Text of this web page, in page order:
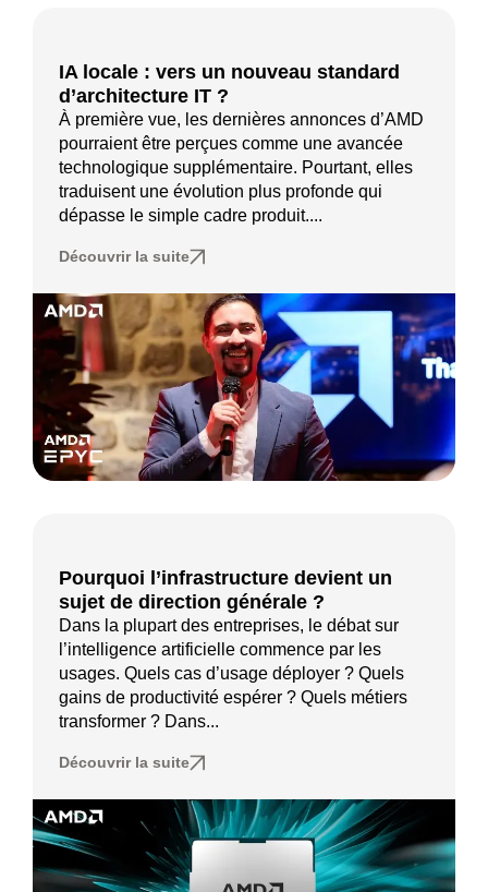
IA locale : vers un nouveau standard
d’architecture IT ?
À première vue, les dernières annonces d’AMD
pourraient être perçues comme une avancée
technologique supplémentaire. Pourtant, elles
traduisent une évolution plus profonde qui
dépasse le simple cadre produit....
Découvrir la suite
Pourquoi l’infrastructure devient un
sujet de direction générale ?
Dans la plupart des entreprises, le débat sur
l’intelligence artificielle commence par les
usages. Quels cas d’usage déployer ? Quels
gains de productivité espérer ? Quels métiers
transformer ? Dans...
Découvrir la suite